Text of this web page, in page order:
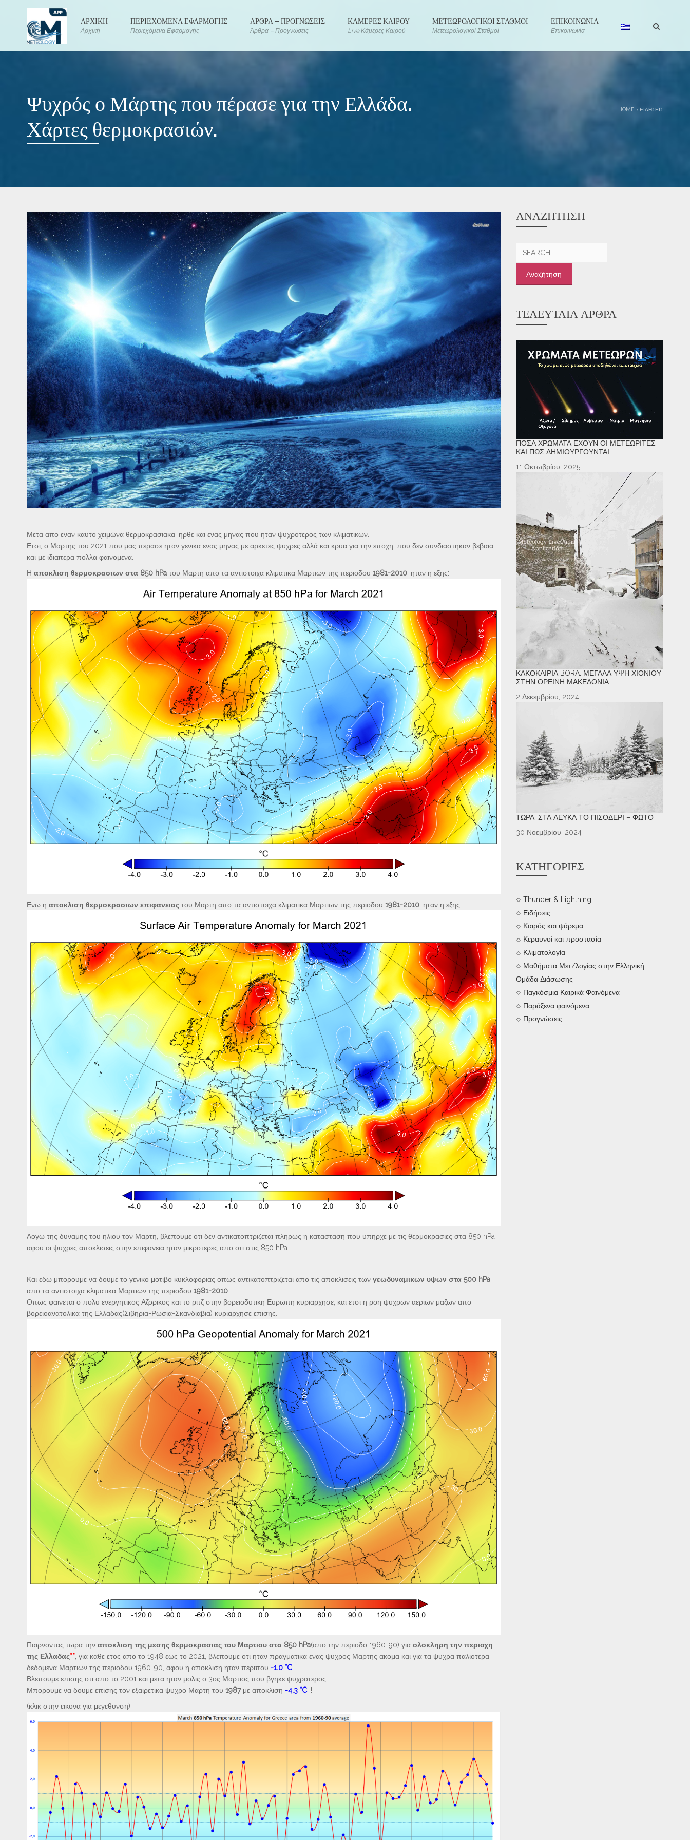
ΑΡΧΙΚΗ
Αρχική
ΠΕΡΙΕΧΟΜΕΝΑ ΕΦΑΡΜΟΓΗΣ
Περιεχόμενα Εφαρμογής
ΑΡΘΡΑ – ΠΡΟΓΝΩΣΕΙΣ
Άρθρα – Προγνώσεις
ΚΑΜΕΡΕΣ ΚΑΙΡΟΥ
Live Κάμερες Καιρού
ΜΕΤΕΩΡΟΛΟΓΙΚΟΙ ΣΤΑΘΜΟΙ
Μετεωρολογικοί Σταθμοί
ΕΠΙΚΟΙΝΩΝΙΑ
Επικοινωνία
Ψυχρός ο Μάρτης που πέρασε για την Ελλάδα.
Χάρτες θερμοκρασιών.
HOME › ΕΙΔΉΣΕΙΣ
Μετα απο εναν καυτο χειμώνα θερμοκρασιακα, ηρθε και ενας μηνας που ηταν ψυχροτερος των κλιματικων.
Ετσι, ο Μαρτης του 2021 που μας περασε ηταν γενικα ενας μηνας με αρκετες ψυχρες αλλά και κρυα για την εποχη, που δεν συνδιαστηκαν βεβαια
και με ιδιαιτερα πολλα φαινομενα.
Η αποκλιση θερμοκρασιων στα 850 hPa του Μαρτη απο τα αντιστοιχα κλιματικα Μαρτιων της περιοδου 1981-2010 , ηταν η εξης:
Ενω η αποκλιση θερμοκρασιων επιφανειας του Μαρτη απο τα αντιστοιχα κλιματικα Μαρτιων της περιοδου 1981-2010 , ηταν η εξης:
Λογω της δυναμης του ηλιου τον Μαρτη, βλεπουμε οτι δεν αντικατοπτριζεται πληρως η κατασταση που υπηρχε με τις θερμοκρασιες στα 850 hPa
αφου οι ψυχρες αποκλισεις στην επιφανεια ηταν μικροτερες απο οτι στις 850 hPa.
Και εδω μπορουμε να δουμε το γενικο μοτιβο κυκλοφοριας οπως αντικατοπτριζεται απο τις αποκλισεις των γεωδυναμικων υψων στα 500 hPa
απο τα αντιστοιχα κλιματικα Μαρτιων της περιοδου 1981-2010
Οπως φαινεται ο πολυ ενεργητικος Αζορικος και το ριτζ στην βορειοδυτικη Ευρωπη κυριαρχησε, και ετσι η ροη ψυχρων αεριων μαζων απο
βορειοανατολικα της Ελλαδας(Σιβηρια-Ρωσια-Σκανδιαβια) κυριαρχησε επισης.
Παιρνοντας τωρα την αποκλιση της μεσης θερμοκρασιας του Μαρτιου στα 850 hPa(απο την περιοδο 1960-90) για ολοκληρη την περιοχη
της Ελλαδας** , για καθε ετος απο το 1948 εως το 2021, βλεπουμε οτι ηταν πραγματικα ενας ψυχρος Μαρτης ακομα και για τα ψυχρα παλιοτερα
δεδομενα Μαρτιων της περιοδου 1960-90, αφου η αποκλιση ηταν περιπου -1.0 °C
Βλεπουμε επισης οτι απο το 2001 και μετα ηταν μολις ο 3ος Μαρτιος που βγηκε ψυχροτερος.
Μπορουμε να δουμε επισης τον εξαιρετικα ψυχρο Μαρτη του 1987με αποκλιση -4.3 °C !!
(κλικ στην εικονα για μεγεθυνση)
ΑΝΑΖΉΤΗΣΗ
ΤΕΛΕΥΤΑΊΑ ΆΡΘΡΑ
ΠΌΣΑ ΧΡΏΜΑΤΑ ΈΧΟΥΝ ΟΙ ΜΕΤΕΩΡΊΤΕΣ
ΚΑΙ ΠΏΣ ΔΗΜΙΟΥΡΓΟΎΝΤΑΙ
11 Οκτωβρίου, 2025
ΚΑΚΟΚΑΙΡΊΑ BORA: ΜΕΓΆΛΑ ΎΨΗ ΧΙΟΝΙΟΎ
ΣΤΗΝ ΟΡΕΙΝΉ ΜΑΚΕΔΟΝΊΑ
2 Δεκεμβρίου, 2024
ΤΏΡΑ: ΣΤΑ ΛΕΥΚΆ ΤΟ ΠΙΣΟΔΈΡΙ – ΦΩΤΌ
30 Νοεμβρίου, 2024
ΚΑΤΗΓΟΡΊΕΣ
Thunder & Lightning
Ειδήσεις
Καιρός και ψάρεμα
Κεραυνοί και προστασία
Κλιματολογία
Μαθήματα Μετ/λογίας στην Ελληνική
Ομάδα Διάσωσης
Παγκόσμια Καιρικά Φαινόμενα
Παράξενα φαινόμενα
Προγνώσεις